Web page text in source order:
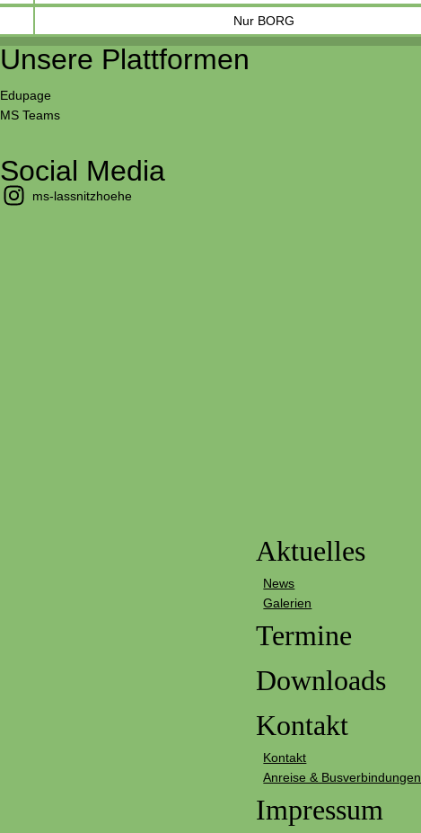
Nur BORG
Unsere Plattformen
Edupage
MS Teams
Social Media
ms-lassnitzhoehe
Aktuelles
News
Galerien
Termine
Downloads
Kontakt
Kontakt
Anreise & Busverbindungen
Impressum